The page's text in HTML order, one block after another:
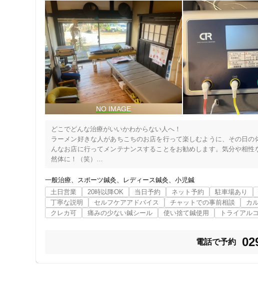
住所 かす
ジャンル
一般治療 美容鍼
患者様にしっかり向き合うことで、
原因の改善へ効果的な施術を行うことができます。
症状や原因に対し、決まった施術を行わず
刺激の具合や施術方法、鍼の種類など
同じ方でもその日の状態に合った施術をご提供します。
1回の施術時間は、1時間弱を予定しておりますが
ご希望によって施術内容を考えていきますので、
遠慮なくお申し付けください。
◆茅葺屋根の門がお出迎えする鍼灸院
+‥‥‥‥‥‥‥‥‥‥‥‥‥‥‥‥‥‥‥‥‥‥‥‥+
まるで江戸時代に
タイムスリップしたような雰囲気のある
珍しい茅葺屋根の門がお出迎えいたします。
優しい木漏れ日が差す鍼灸院です。
施術後は軽くなった身体で、
当院の庭を散策していただけます。
木陰で少し休むなど、
コロナウイルス感染症対策として、お電話、またはネットでのご予約
どこでどんな治療がいいかわからない人へ！
ラーメン好きな人があちこちのお店を行って楽しむように、その日
んなお店に行ってメンテナンスすることをお勧めします。気分や相
然体に！（笑）
に高年齢者が増え、不定愁訴が多くなるにつれ一つ疑問が。若いう
力を維持しながら健康的生活が遅れるのではないか！と。２０２１
一般治療 スポーツ鍼灸 レディース鍼灸
小児鍼
土日営業
20時以降OK 当日予約 ネット予約 駐車場あり
丁寧な説明
セルフケアアドバイス チャットでの事前相談 カ
クレカ可
痛みの少ない鍼シール 使い捨て鍼使用 トライアル
電話で予約